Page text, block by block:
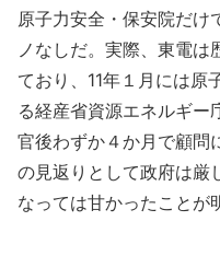
原子力安全・保安院だけ
ノなしだ。実際、東電
ており、11年１月には原
る経産省資源エネルギー
官後わずか４か月で顧問
の見返りとして政府は厳
なっては甘かったことが